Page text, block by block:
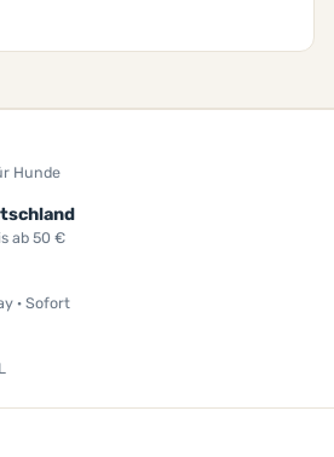
Hunde
ab 50 €
· Sofort